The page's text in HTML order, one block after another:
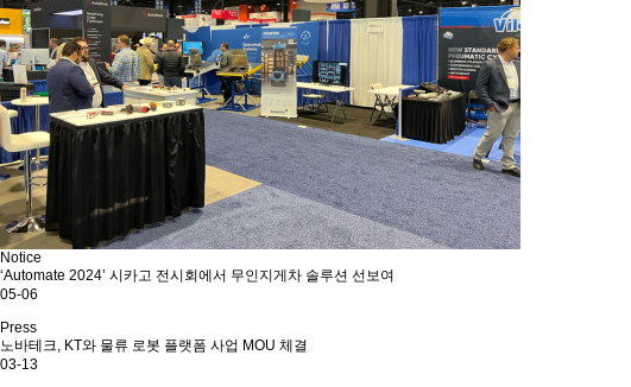
Notice
‘Automate 2024’ 시카고 전시회에서 무인지게차 솔루션 선보여
05-06
Press
노바테크, KT와 물류 로봇 플랫폼 사업 MOU 체결
03-13